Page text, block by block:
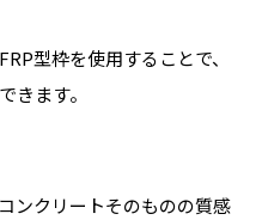
型枠を使用することで、
きます。
ンクリートそのものの質感